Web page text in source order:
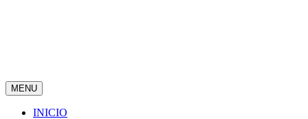
MENU
INICIO